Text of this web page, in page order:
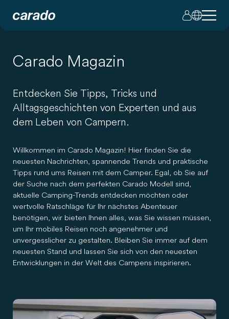
Carado Magazin
Entdecken Sie Tipps, Tricks und
Alltagsgeschichten von Experten und aus
dem Leben von Campern.
Willkommen im Carado Magazin! Hier finden Sie die
neuesten Nachrichten, spannende Trends und praktische
Tipps rund ums Reisen mit dem Camper. Egal, ob Sie auf
der Suche nach dem perfekten Carado Modell sind,
aktuelle Camping-Trends entdecken möchten oder
wertvolle Ratschläge für Ihr nächstes Abenteuer
benötigen, wir bieten Ihnen alles, was Sie wissen müssen,
um Ihr mobiles Reisen noch angenehmer und
unvergesslicher zu gestalten. Bleiben Sie immer auf dem
neuesten Stand und lassen Sie sich von den neuesten
Entwicklungen in der Welt des Campens inspirieren.